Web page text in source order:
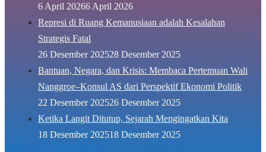
6 April 20266 April 2026
Represi di Ruang Kemanusiaan adalah Kesalahan
Strategis Fatal
26 Desember 202528 Desember 2025
Bantuan, Negara, dan Krisis: Membaca Pertemuan Wali
Nanggroe–Konsul AS dari Perspektif Ekonomi Politik
22 Desember 202526 Desember 2025
Ketika Langit Ditutup, Sejarah Mengingatkan Kita
18 Desember 202518 Desember 2025